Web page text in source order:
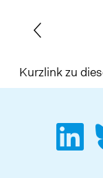
Kurzlink zu